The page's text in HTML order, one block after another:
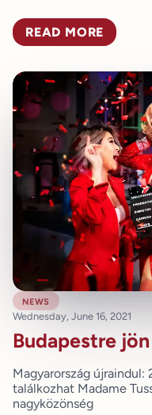
READ MORE
news
Wednesday, June 16, 2021
Budapestre
Magyarország
találkozhat Madame
nagyközönség